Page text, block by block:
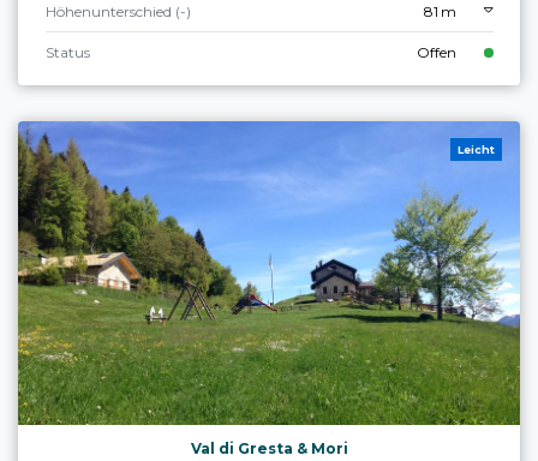
Höhenunterschied (-) 81 m
Status Offen
Leicht
Val di Gresta & Mori